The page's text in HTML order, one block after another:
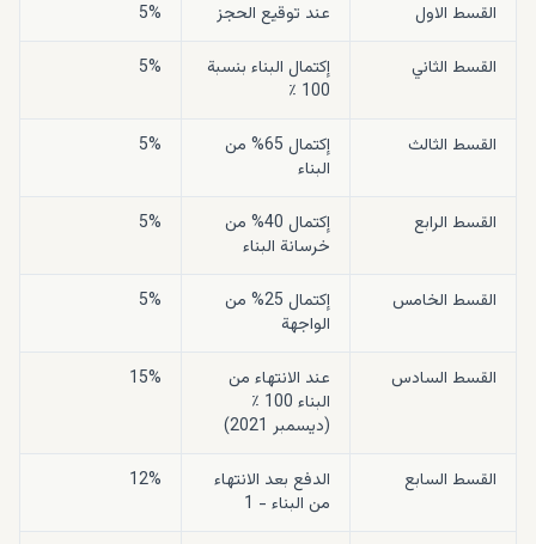
القسط الاول عند توقيع الحجز 5%
القسط الثاني
إكتمال البناء بنسبة
100 ٪
5%
القسط الثالث
إكتمال 65% من
البناء
5%
القسط الرابع
إكتمال 40% من
خرسانة البناء
5%
القسط الخامس
إكتمال 25% من
الواجهة
5%
القسط السادس
عند الانتهاء من
البناء 100 ٪
(ديسمبر 2021)
15%
القسط السابع
الدفع بعد الانتهاء
من البناء - 1
12%